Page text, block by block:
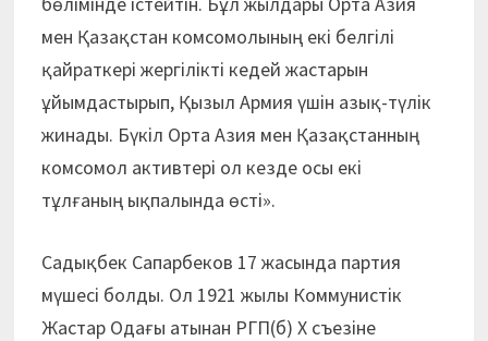
мен Қазақстан комсомолының екі белгілі
қайраткері жергілікті кедей жастарын
ұйымдастырып, Қызыл Армия үшін азық-түлік
жинады. Бүкіл Орта Азия мен Қазақстанның
комсомол активтері ол кезде осы екі
тұлғаның ықпалында өсті».
Садықбек Сапарбеков 17 жасында партия
мүшесі болды. Ол 1921 жылы Коммунистік
Жастар Одағы атынан РГП(б) Х съезіне